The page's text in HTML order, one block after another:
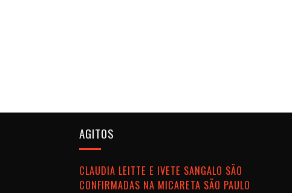
AGITOS
CLAUDIA LEITTE E IVETE SANGALO SÃO
CONFIRMADAS NA MICARETA SÃO PAULO